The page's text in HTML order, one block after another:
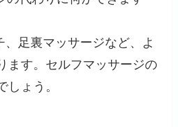
足裏マッサージなど、よ
ます。セルフマッサージの
しょう。